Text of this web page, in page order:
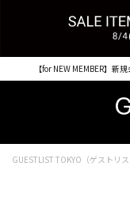
【for NEW MEMBER】
GUESTLIST TOKYO（ゲストリ